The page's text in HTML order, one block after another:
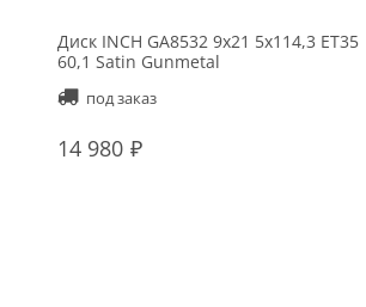
Диск INCH GA8532 9x21 5x114,3 ET35
60,1 Satin Gunmetal
под заказ
14 980